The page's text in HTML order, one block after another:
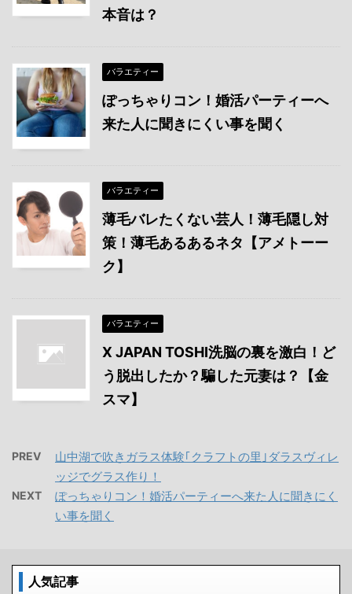
本音は？
バラエティー
ぽっちゃりコン！婚活パーティーへ
来た人に聞きにくい事を聞く
バラエティー
薄毛バレたくない芸人！薄毛隠し対
策！薄毛あるあるネタ【アメトーー
ク】
バラエティー
X JAPAN TOSHI洗脳の裏を激白！ど
う脱出したか？騙した元妻は？【金
スマ】
PREV
山中湖で吹きガラス体験｢クラフトの里｣ダラスヴィレ
ッジでグラス作り！
NEXT
ぽっちゃりコン！婚活パーティーへ来た人に聞きにく
い事を聞く
人気記事